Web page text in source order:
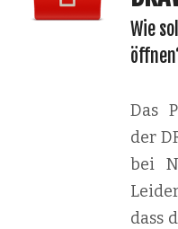
Wie
Das
der
bei
dass